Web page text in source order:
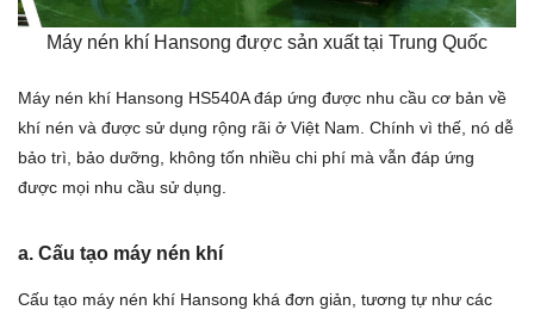
Máy nén khí Hansong được sản xuất tại Trung Quốc
Máy nén khí Hansong HS540A đáp ứng được nhu cầu cơ bản về
khí nén và được sử dụng rộng rãi ở Việt Nam. Chính vì thế, nó dễ
bảo trì, bảo dưỡng, không tốn nhiều chi phí mà vẫn đáp ứng
được mọi nhu cầu sử dụng.
a. Cấu tạo máy nén khí
Cấu tạo máy nén khí Hansong khá đơn giản, tương tự như các